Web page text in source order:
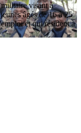
visant à
âgés de 16 à 25
et qui résident à